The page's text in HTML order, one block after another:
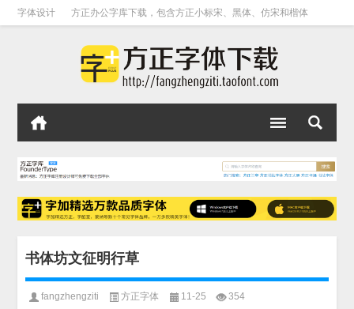
字体设计 方正办公字库下载，包含方正小标宋、黑体、仿宋和楷体
书体坊文征明行草
fangzhengziti 方正字体 11-25 354